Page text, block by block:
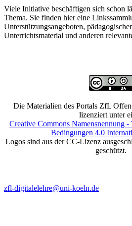
Viele Initiative beschäftigen sich schon
Thema. Sie finden hier eine
Unterstützungsangeboten,
Unterrichtsmaterial und anderen
Die Materialien des Portals ZfL
lizenziert unter
Creative Commons Namensnennung -
Bedingungen 4.0
Logos sind aus der CC-Lizenz
geschützt.
zfl-digitalelehre@uni-koeln.de